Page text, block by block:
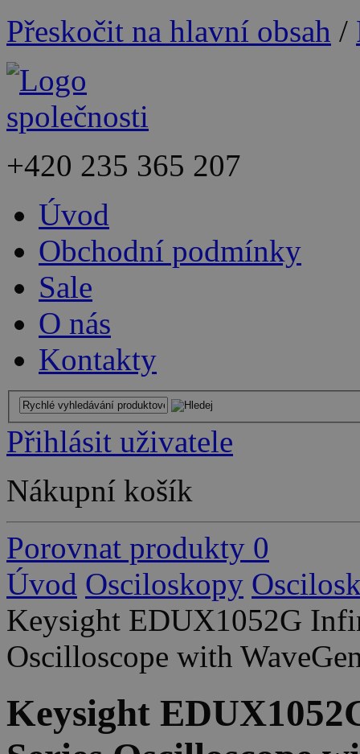
Přeskočit na hlavní obsah /
+420 235 365 207
Úvod
Obchodní podmínky
Sale
O nás
Kontakty
Přihlásit uživatele
Nákupní košík
Porovnat produkty 0
Úvod Osciloskopy
Keysight EDUX1052G
Oscilloscope with
Keysight